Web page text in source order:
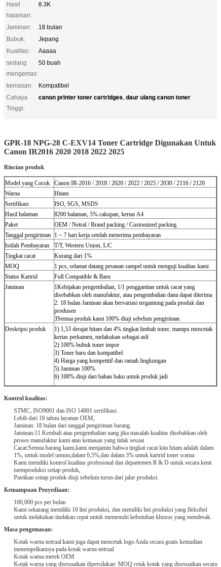
Hasil
halaman:
8.3K
Jaminan:
18 bulan
Bubuk:
Jepang
Kualitas:
Aaaaa
sedang
mengemas:
50 buah
kemasan:
Kompatibel
Cahaya
Tinggi:
canon printer toner cartridges, daur ulang canon toner
GPR-18 NPG-28 C-EXV14 Toner Cartridge Digunakan Untuk
Canon IR2016 2020 2018 2022 2025
Rincian produk
Model yang Cocok
Canon IR-2016 / 2018 / 2020 / 2022 / 2025 / 2030 / 2116 / 2120
Warna
Hitam
Sertifikasi
ISO, SGS, MSDS
Hasil halaman
8200 halaman, 5% cakupan, kertas A4
Paket
OEM / Netral / Brand packing / Customized packing
Tanggal pengiriman 1 ~ 7 hari kerja setelah menerima pembayaran
Istilah Pembayaran
T/T, Western Union, L/C
Tingkat cacat
Kurang dari 1%
MOQ
1 pcs, selamat datang pesanan sampel untuk menguji kualitas kami
Status Kartrid
Full Compatible & Baru
Jaminan
1Kebijakan pengembalian, 1/1 penggantian untuk cacat yang
disebabkan oleh manufaktur, atau pengembalian dana dapat diterima
2. 18 bulan Jaminan akan bervariasi tergantung pada produk dan
produsen
3Semua produk kami 100% diuji sebelum pengiriman.
Deskripsi produk
1) 1,53 derajat hitam dan 4% tingkat limbah toner, mampu mencetak
kertas perkamen, melakukan sebagai asli
2) 100% bubuk toner impor
3) Toner baru dan kompatibel
4) Harga yang kompetitif dan ramah lingkungan
5) Jaminan 100%
6) 100% diuji dari bahan baku untuk produk jadi
Kontrol kualitas:
STMC, ISO9001 dan ISO 14001 sertifikasi.
Lebih dari 18 tahun layanan OEM,
Jaminan: 18 bulan dari tanggal pengiriman barang.
Jaminan:11 Kembali atau pengembalian uang jika masalah kualitas disebabkan oleh
proses manufaktur kami atau kemasan yang tidak sesuai
Cacat:Semua barang kami,kami menjamin bahwa tingkat cacat kita hitam adalah dalam
1%, untuk model umum,dalam 0,5%,dan dalam 3% untuk kartrid toner warna
Kami memiliki kontrol kualitas profesional dan departemen R & D untuk secara ketat
memproduksi setiap produk,
Pastikan setiap produk diuji sebelum turun dari jalur produksi.
Kemampuan Penyediaan:
100,000 pcs per bulan
Kami sekarang memiliki 10 lini produksi, dan memiliki lini produksi yang fleksibel
untuk melakukan tindakan cepat untuk memenuhi kebutuhan khusus yang mendesak.
Masa pengemasan:
Kotak warna netrual:kami juga dapat mencetak logo Anda secara gratis kemudian
menempelkannya pada kotak warna netrual
Kotak warna merek OEM
Kotak warna yang disesuaikan dipersilakan: MOQ cetak kotak yang disesuaikan secara